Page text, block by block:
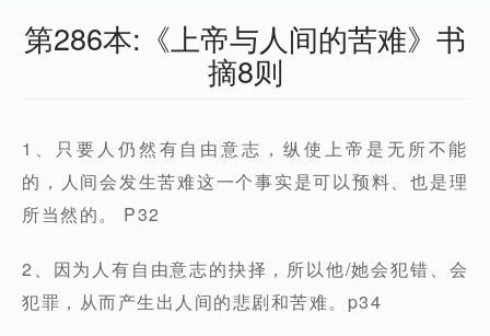
第286本:《上帝与人间的苦难》书
摘8则
1、只要人仍然有自由意志，纵使上帝是无所不能
的，人间会发生苦难这一个事实是可以预料、也是理
所当然的。 P32
2、因为人有自由意志的抉择，所以他/她会犯错、会
犯罪，从而产生出人间的悲剧和苦难。p34